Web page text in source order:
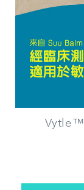
Vytle™